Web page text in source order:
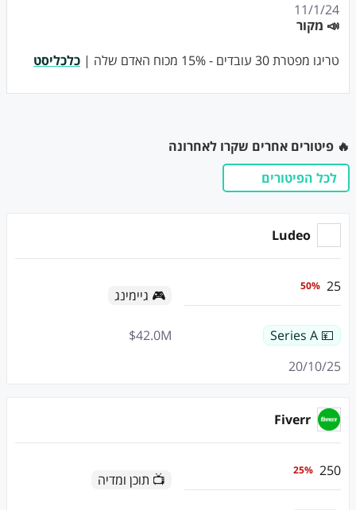
11/1/24
📣 מקור
טריגו מפטרת 30 עובדים - 15% מכוח האדם שלה |
כלכליסט
🔥 פיטורים אחרים שקרו לאחרונה
לכל הפיטורים
Ludeo
25
%
50
🎮 גיימינג
💴 Series A
M
42.0
$
20/10/25
Fiverr
250
%
25
📺 תוכן ומדיה